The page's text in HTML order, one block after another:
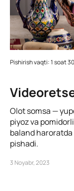
Pishirish vaqti: 1 soat
Olot somsa —
piyoz va
baland haroratda
pishadi.
3 Noyabr, 2023